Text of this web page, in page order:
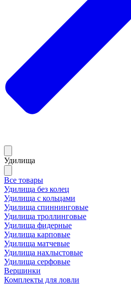
Удилища
Все товары
Удилища без колец
Удилища с кольцами
Удилища спиннинговые
Удилища троллинговые
Удилища фидерные
Удилища карповые
Удилища матчевые
Удилища нахлыстовые
Удилища серфовые
Вершинки
Комплекты для ловли